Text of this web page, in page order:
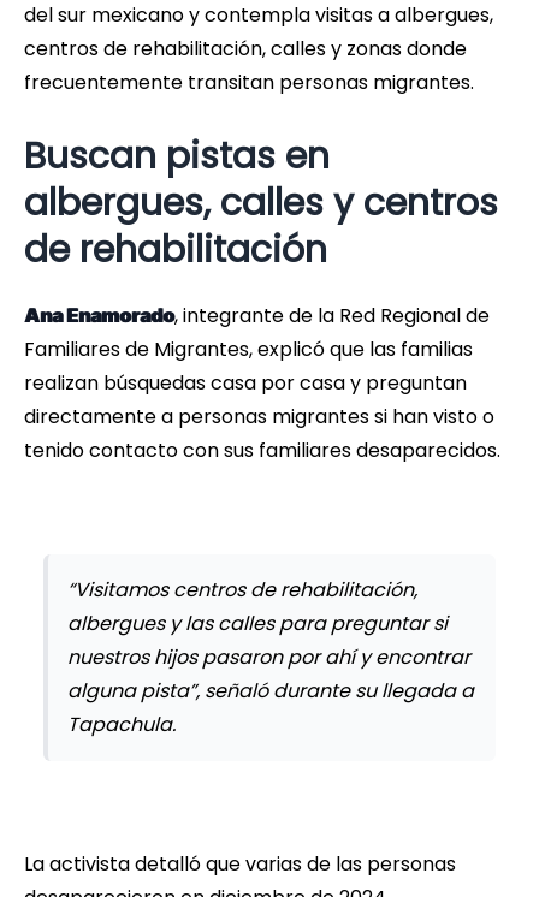
del sur mexicano y contempla visitas a albergues,
centros de rehabilitación, calles y zonas donde
frecuentemente transitan personas migrantes.
Buscan pistas en
albergues, calles y centros
de rehabilitación
Ana Enamorado, integrante de la Red Regional de
Familiares de Migrantes, explicó que las familias
realizan búsquedas casa por casa y preguntan
directamente a personas migrantes si han visto o
tenido contacto con sus familiares desaparecidos.
“Visitamos centros de rehabilitación,
albergues y las calles para preguntar si
nuestros hijos pasaron por ahí y encontrar
alguna pista”, señaló durante su llegada a
Tapachula.
La activista detalló que varias de las personas